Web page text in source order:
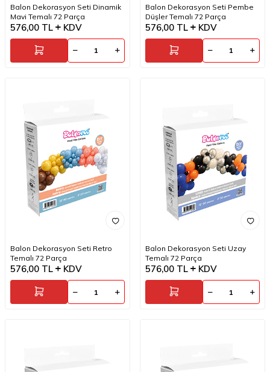
Balon Dekorasyon Seti Dinamik
Mavi Temalı 72 Parça
576,00 TL KDV
Balon Dekorasyon Seti Pembe
Düşler Temalı 72 Parça
576,00 TL KDV
Balon Dekorasyon Seti Retro
Temalı 72 Parça
576,00 TL KDV
Balon Dekorasyon Seti Uzay
Temalı 72 Parça
576,00 TL KDV